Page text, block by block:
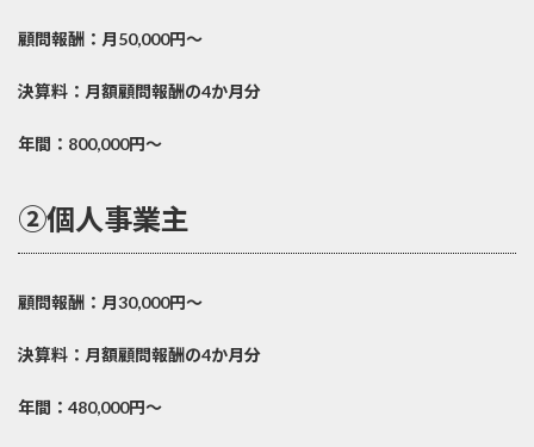
顧問報酬：月50,000円～
決算料：月額顧問報酬の4か月分
年間：800,000円～
②個人事業主
顧問報酬：月30,000円～
決算料：月額顧問報酬の4か月分
年間：480,000円～